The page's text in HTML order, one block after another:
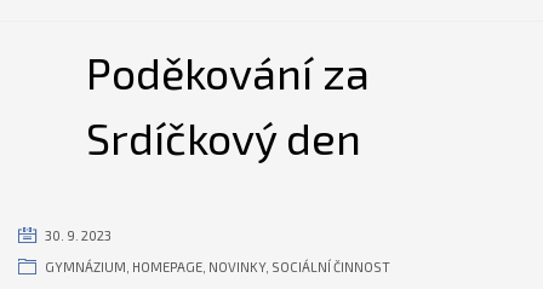
Poděkování za
Srdíčkový den
30. 9. 2023
GYMNÁZIUM HOMEPAGE NOVINKY, SOCIÁLNÍ ČINNOST